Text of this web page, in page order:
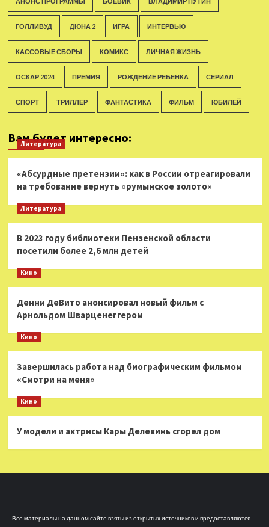
ГОЛЛИВУД ДЮНА 2 ИГРА ИНТЕРВЬЮ
КАССОВЫЕ СБОРЫ КОМИКС ЛИЧНАЯ ЖИЗНЬ
ОСКАР 2024 ПРЕМИЯ РОЖДЕНИЕ РЕБЕНКА СЕРИАЛ
СПОРТ ТРИЛЛЕР ФАНТАСТИКА ФИЛЬМ ЮБИЛЕЙ
Вам будет интересно:
Литература
«Абсурдные претензии»: как в России отреагировали
на требование вернуть «румынское золото»
Литература
В 2023 году библиотеки Пензенской области
посетили более 2,6 млн детей
Кино
Денни ДеВито анонсировал новый фильм с
Арнольдом Шварценеггером
Кино
Завершилась работа над биографическим фильмом
«Смотри на меня»
Кино
У модели и актрисы Кары Делевинь сгорел дом
Все материалы на данном сайте взяты из открытых источников и предоставляются